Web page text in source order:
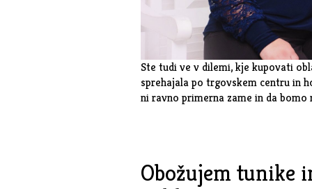
Ste tudi ve v dilemi, kje kupovati
sprehajala po trgovskem centru in
ni ravno primerna zame in da bomo
Obožujem tunike